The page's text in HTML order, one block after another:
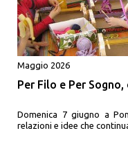
Maggio 2026
Per Filo e Per
Domenica 7 giugno a
relazioni e idee che